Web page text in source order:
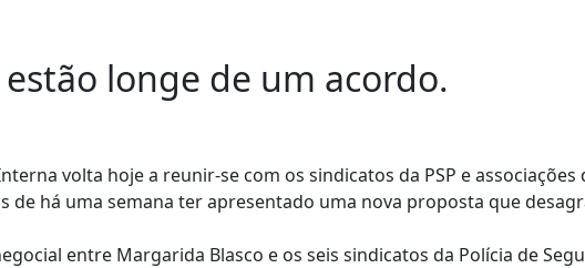
longe de um acordo.
volta hoje a reunir-se com os sindicatos da PSP e associações
de há uma semana ter apresentado uma nova proposta que
entre Margarida Blasco e os seis sindicatos da Polícia de